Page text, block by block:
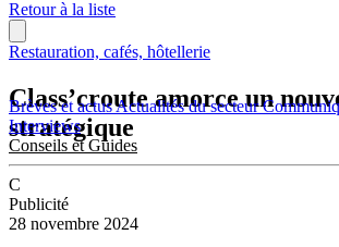
Brèves et actusActualités du secteur
Interviews
Conseils et Guides
Retour à la liste
Restauration, cafés, hôtellerie
Class’croute amorce un
stratégique
C
Publicité
28 novembre 2024